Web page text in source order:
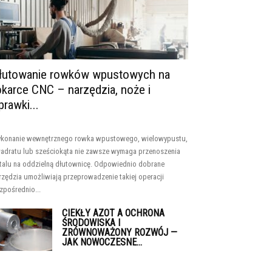
rowków wpustowych na
CNC – narzędzia, noże i
wewnętrznego rowka wpustowego, wielowypustu,
lub sześciokąta nie zawsze wymaga przenoszenia
na oddzielną dłutownicę. Odpowiednio dobrane
umożliwiają przeprowadzenie takiej operacji
CIEKŁY AZOT A OCHRONA
ŚRODOWISKA I
ZRÓWNOWAŻONY ROZWÓJ —
JAK NOWOCZESNE...